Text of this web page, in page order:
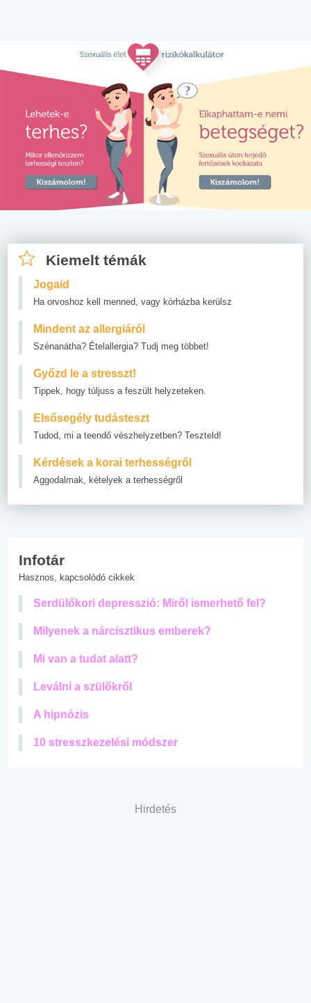
Kiemelt témák
Jogaid
Ha orvoshoz kell menned, vagy kórházba kerülsz
Mindent az allergiáról
Szénanátha? Ételallergia? Tudj meg többet!
Győzd le a stresszt!
Tippek, hogy túljuss a feszült helyzeteken.
Elsősegély tudásteszt
Tudod, mi a teendő vészhelyzetben? Teszteld!
Kérdések a korai terhességről
Aggodalmak, kételyek a terhességről
Infotár
Hasznos, kapcsolódó cikkek
Serdülőkori depresszió: Miről ismerhető fel?
Milyenek a nárcisztikus emberek?
Mi van a tudat alatt?
Leválni a szülőkről
A hipnózis
10 stresszkezelési módszer
Hirdetés